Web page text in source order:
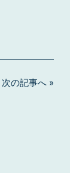
次の記事へ »